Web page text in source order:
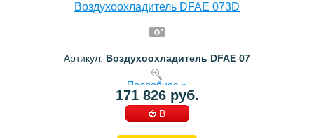
Воздухоохладитель DFAE 073D
Артикул: Воздухоохладитель DFAE 07
Подробнее »
171 826 руб.
В